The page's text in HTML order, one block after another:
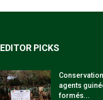
EDITOR PICKS
agents
formés...